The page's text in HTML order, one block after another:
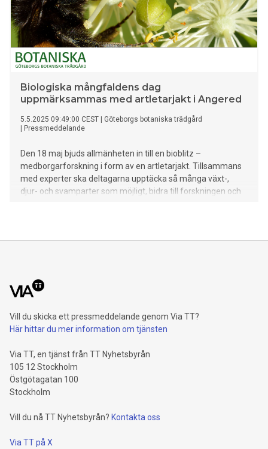
Biologiska mångfaldens dag
uppmärksammas med artletarjakt i Angered
5.5.2025 09:49:00 CEST
Göteborgs botaniska trädgård
Pressmeddelande
Den 18 maj bjuds allmänheten in till en bioblitz –
medborgarforskning i form av en artletarjakt. Tillsammans
med experter ska deltagarna upptäcka så många växt-,
djur- och svamparter som möjligt, bidra till forskningen och
Vill du skicka ett pressmeddelande genom Via TT?
Här hittar du mer information om tjänsten
Via TT, en tjänst från TT Nyhetsbyrån
105 12 Stockholm
Östgötagatan 100
Stockholm
Vill du nå TT Nyhetsbyrån? Kontakta oss
Via TT på X